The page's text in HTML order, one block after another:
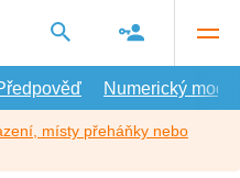
Numerický model
místy přeháňky nebo